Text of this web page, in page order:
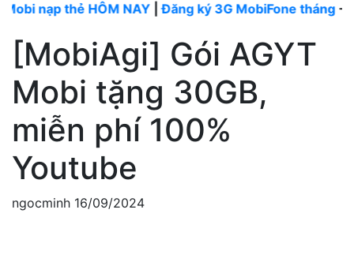
thẻ HÔM NAY|Đăng ký 3G MobiFone tháng----
[MobiAgi] Gói AGYT
Mobi tặng 30GB,
miễn phí 100%
Youtube
ngocminh 16/09/2024